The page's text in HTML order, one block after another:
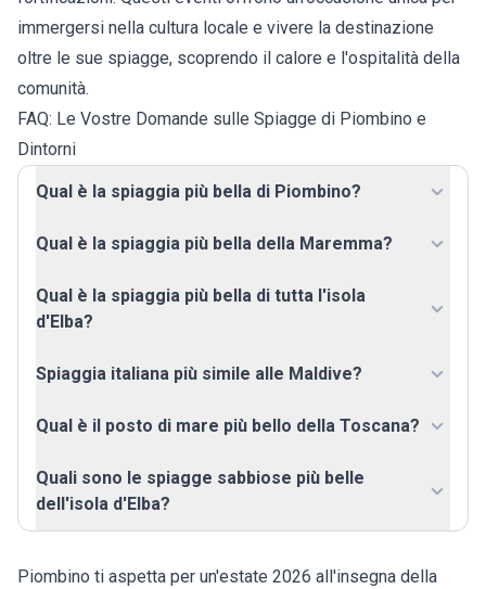
immergersi nella cultura locale e vivere la destinazione
oltre le sue spiagge, scoprendo il calore e l'ospitalità della
comunità.
FAQ: Le Vostre Domande sulle Spiagge di Piombino e
Dintorni
Qual è la spiaggia più bella di Piombino?
Qual è la spiaggia più bella della Maremma?
Qual è la spiaggia più bella di tutta l'isola
d'Elba?
Spiaggia italiana più simile alle Maldive?
Qual è il posto di mare più bello della Toscana?
Quali sono le spiagge sabbiose più belle
dell'isola d'Elba?
Piombino ti aspetta per un'estate 2026 all'insegna della